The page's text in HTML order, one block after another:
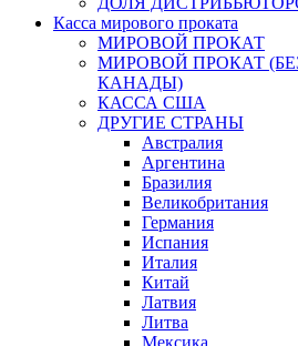
Касса мирового проката
МИРОВОЙ ПРОКАТ
МИРОВОЙ ПРОКАТ
КАНАДЫ)
КАССА США
ДРУГИЕ СТРАНЫ
Австралия
Аргентина
Бразилия
Великобритания
Германия
Испания
Италия
Китай
Латвия
Литва
Мексика